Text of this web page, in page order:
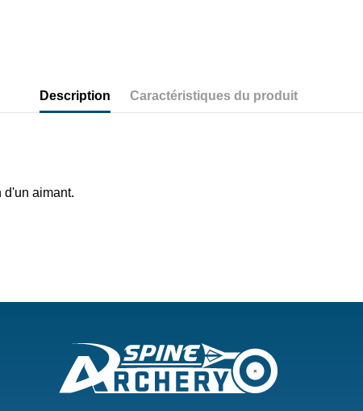
Description Caractéristiques du produit
d'un aimant.